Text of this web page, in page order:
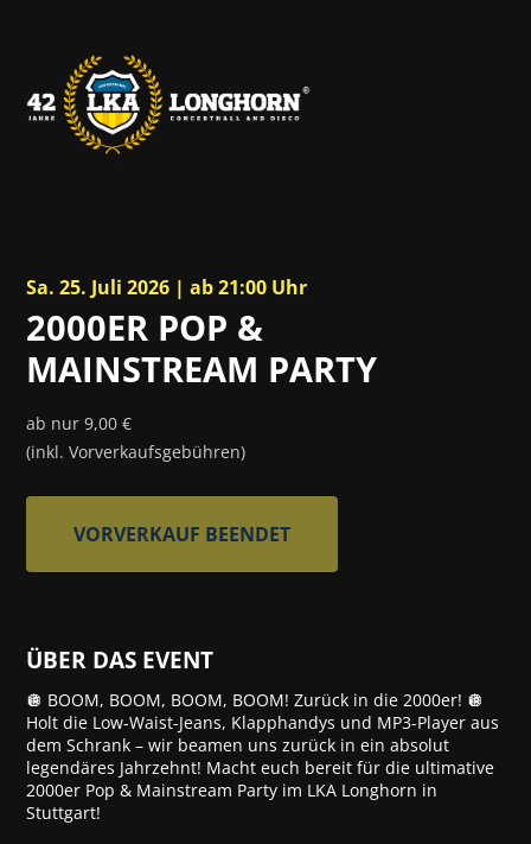
Sa. 25. Juli 2026 | ab 21:00 Uhr
2000ER POP &
MAINSTREAM PARTY
ab nur 9,00 €
(inkl. Vorverkaufsgebühren)
VORVERKAUF BEENDET
ÜBER DAS EVENT
🪩 BOOM, BOOM, BOOM, BOOM! Zurück in die 2000er! 🪩
Holt die Low-Waist-Jeans, Klapphandys und MP3-Player aus
dem Schrank – wir beamen uns zurück in ein absolut
legendäres Jahrzehnt! Macht euch bereit für die ultimative
2000er Pop & Mainstream Party im LKA Longhorn in
Stuttgart!